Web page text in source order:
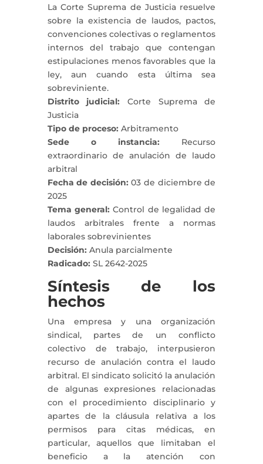
La Corte Suprema de Justicia resuelve
sobre la existencia de laudos, pactos,
convenciones colectivas o reglamentos
internos del trabajo que contengan
estipulaciones menos favorables que la
ley, aun cuando esta última sea
sobreviniente.
Distrito judicial: Corte Suprema de
Justicia
Tipo de proceso: Arbitramento
Sede o instancia: Recurso
extraordinario de anulación de laudo
arbitral
Fecha de decisión: 03 de diciembre de
2025
Tema general: Control de legalidad de
laudos arbitrales frente a normas
laborales sobrevinientes
Decisión: Anula parcialmente
Radicado: SL 2642-2025
Síntesis de los
hechos
Una empresa y una organización
sindical, partes de un conflicto
colectivo de trabajo, interpusieron
recurso de anulación contra el laudo
arbitral. El sindicato solicitó la anulación
de algunas expresiones relacionadas
con el procedimiento disciplinario y
apartes de la cláusula relativa a los
permisos para citas médicas, en
particular, aquellos que limitaban el
beneficio a la atención con